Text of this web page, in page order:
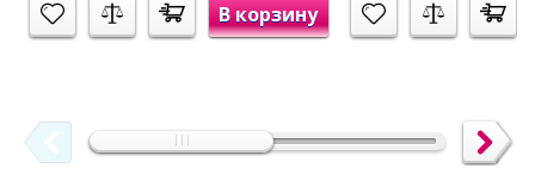
В корзину